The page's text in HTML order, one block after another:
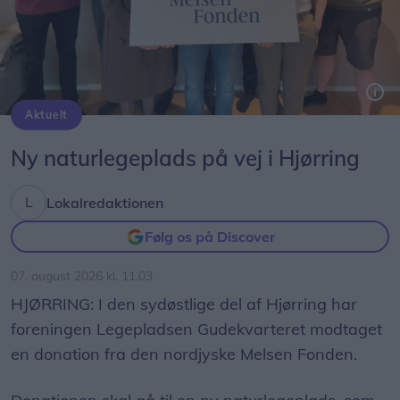
arbejder sammen om at styrke trygheden i
lokalområderne.
- Vi fortæller om Det Gode Naboskab, viser
politibilen frem og håber samtidig at lave noget
forebyggelse. Vi vil også gerne vise, at politiet er
nogen, man sagtens kan komme hen og tale med.
god anledning til at få en snak med både dem og
deres forældre, siger Michael Kongstad fra
Nordjyllands Politi.
Aktuelt
Ny naturlegeplads på vej i Hjørring
Lokalredaktionen
Følg os på Discover
07. august 2026 kl. 11.03
HJØRRING: I den sydøstlige del af Hjørring har
foreningen Legepladsen Gudekvarteret modtaget
en donation fra den nordjyske Melsen Fonden.